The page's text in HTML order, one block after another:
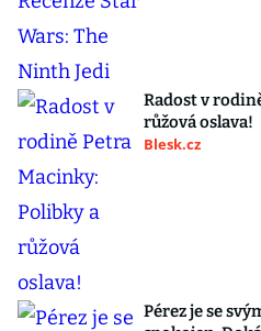
Radost v
růžová oslava!
Blesk.cz
Pérez je se